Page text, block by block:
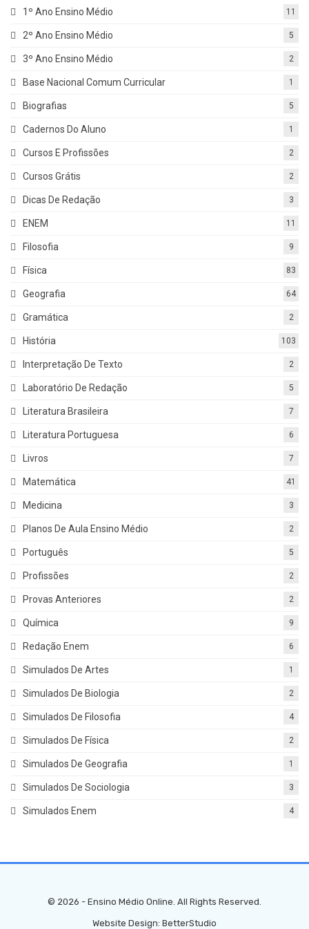
1º Ano Ensino Médio 11
2º Ano Ensino Médio 5
3º Ano Ensino Médio 2
Base Nacional Comum Curricular 1
Biografias 5
Cadernos Do Aluno 1
Cursos E Profissões 2
Cursos Grátis 2
Dicas De Redação 3
ENEM 11
Filosofia 9
Física 83
Geografia 64
Gramática 2
História 103
Interpretação De Texto 2
Laboratório De Redação 5
Literatura Brasileira 7
Literatura Portuguesa 6
Livros 7
Matemática 41
Medicina 3
Planos De Aula Ensino Médio 2
Português 5
Profissões 2
Provas Anteriores 2
Química 9
Redação Enem 6
Simulados De Artes 1
Simulados De Biologia 2
Simulados De Filosofia 4
Simulados De Física 2
Simulados De Geografia 1
Simulados De Sociologia 3
Simulados Enem 4
© 2026 - Ensino Médio Online. All Rights Reserved.
Website Design: BetterStudio